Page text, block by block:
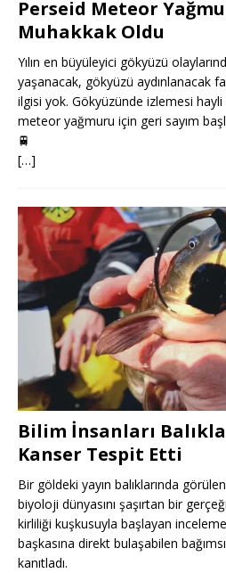
Perseid Meteor
Muhakkak Oldu
Yılın en büyüleyici gökyüzü
yaşanacak, gökyüzü aydınlanacak
ilgisi yok. Gökyüzünde izlemesi hayli
meteor yağmuru için geri sayım
🚆
[…]
Bilim İnsanları
Kanser Tespit Etti
Bir göldeki yayın balıklarında
biyoloji dünyasını şaşırtan bir
kirliliği kuşkusuyla başlayan
başkasına direkt bulaşabilen
kanıtladı.